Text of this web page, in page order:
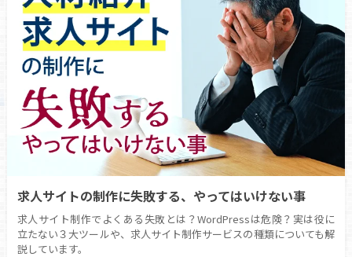
求人サイトの制作に失敗する、やってはいけない事
求人サイト制作でよくある失敗とは？WordPressは危険？実は役に
立たない３大ツールや、求人サイト制作サービスの種類についても解
説しています。